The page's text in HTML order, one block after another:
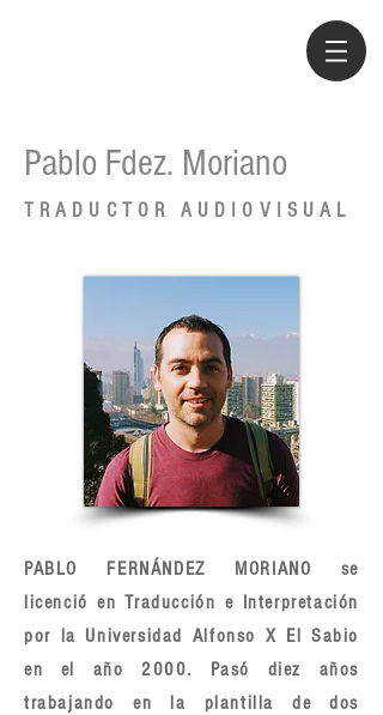
Pablo Fdez. Moriano
TRADUCTOR AUDIOVISUAL
PABLO FERNÁNDEZ MORIANO se
licenció en Traducción e Interpretación
por la Universidad Alfonso X El Sabio
en el año 2000. Pasó diez años
trabajando en la plantilla de dos